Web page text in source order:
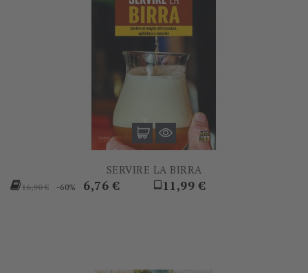
SERVIRE LA BIRRA
Prezzo
16,90 € -60% Prezzo
6,76 € Prezzo
11,99 €